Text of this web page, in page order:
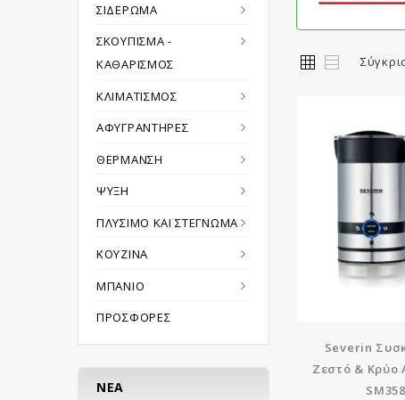
ΣΙΔΈΡΩΜΑ
ΣΚΟΎΠΙΣΜΑ -
ΚΑΘΑΡΙΣΜΌΣ
ΚΛΙΜΑΤΙΣΜΌΣ
ΑΦΥΓΡΑΝΤΉΡΕΣ
ΘΈΡΜΑΝΣΗ
ΨΎΞΗ
ΠΛΎΣΙΜΟ ΚΑΙ ΣΤΈΓΝΩΜΑ
ΚΟΥΖΊΝΑ
ΜΠΆΝΙΟ
ΠΡΟΣΦΟΡΈΣ
ΝΈΑ
Severin
Ζεστό & Κρύο